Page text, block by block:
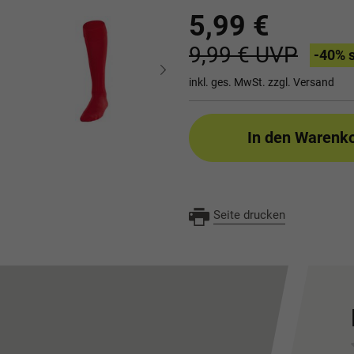
5,99 €
9,99 €UVP -40%
inkl. ges. MwSt. zzgl. Versand
In den
Seite drucken